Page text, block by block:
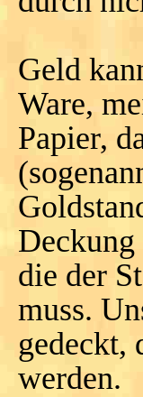
Geld
Ware,
Papier,
Deckung
die der
muss.
gedeckt,
werden.